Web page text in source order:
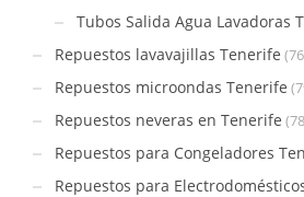
Tubos Salida Agua Lavadoras
Repuestos lavavajillas Tenerife
Repuestos microondas Tenerife
Repuestos neveras en Tenerife
Repuestos para Congeladores
Repuestos para